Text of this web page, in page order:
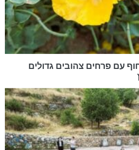
עם פרחים צהובים גדולים